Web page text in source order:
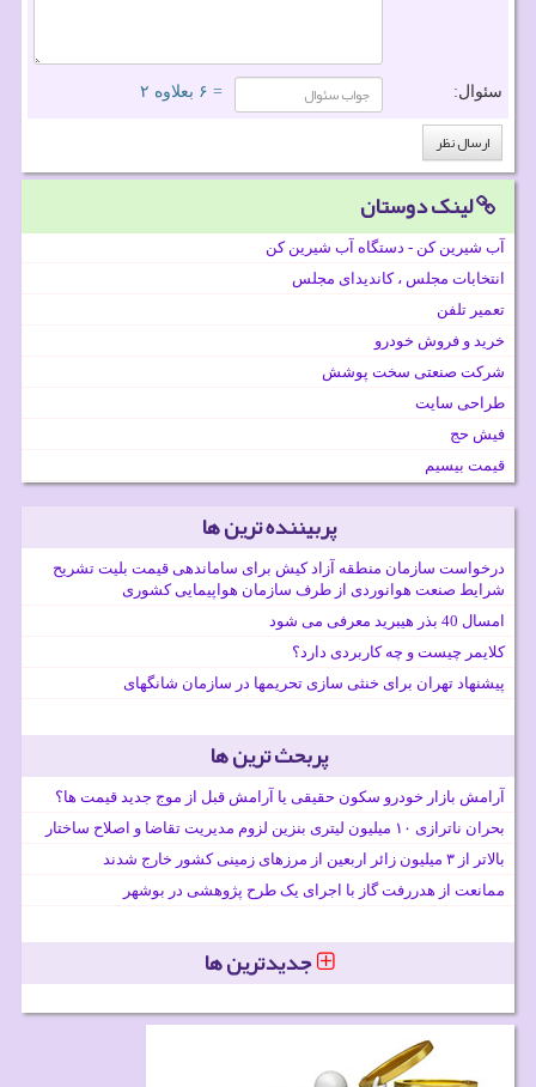
سئوال: = ۶ بعلاوه ۲
لینک دوستان
آب شیرین کن - دستگاه آب شیرین کن
انتخابات مجلس ، کاندیدای مجلس
تعمیر تلفن
خرید و فروش خودرو
شرکت صنعتی سخت پوشش
طراحی سایت
فیش حج
قیمت بیسیم
پربیننده ترین ها
درخواست سازمان منطقه آزاد کیش برای ساماندهی قیمت بلیت تشریح
شرایط صنعت هوانوردی از طرف سازمان هواپیمایی کشوری
امسال 40 بذر هیبرید معرفی می شود
کلایمر چیست و چه کاربردی دارد؟
پیشنهاد تهران برای خنثی سازی تحریمها در سازمان شانگهای
پربحث ترین ها
آرامش بازار خودرو سکون حقیقی یا آرامش قبل از موج جدید قیمت ها؟
بحران ناترازی ۱۰ میلیون لیتری بنزین لزوم مدیریت تقاضا و اصلاح ساختار
بالاتر از ۳ میلیون زائر اربعین از مرزهای زمینی کشور خارج شدند
ممانعت از هدررفت گاز با اجرای یک طرح پژوهشی در بوشهر
جدیدترین ها